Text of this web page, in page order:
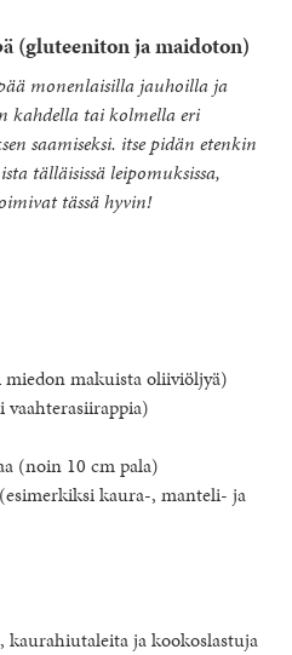
(gluteeniton ja maidoton)
monenlaisilla jauhoilla ja
kahdella tai kolmella eri
saamiseksi. itse pidän etenkin
tälläisissä leipomuksissa,
tässä hyvin!
makuista oliiviöljyä)
(noin 10 cm pala)
kaura-, manteli- ja
kaurahiutaleita ja kookoslastuja